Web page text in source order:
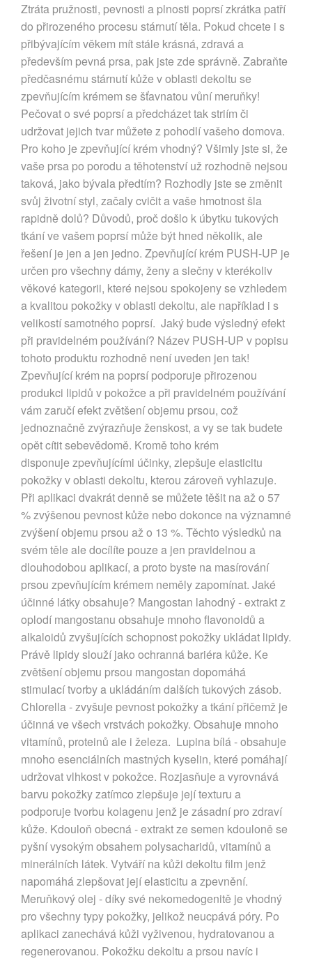
Ztráta pružnosti, pevnosti a plnosti poprsí zkrátka patří
do přirozeného procesu stárnutí těla. Pokud chcete i s
přibývajícím věkem mít stále krásná, zdravá a
především pevná prsa, pak jste zde správně. Zabraňte
předčasnému stárnutí kůže v oblasti dekoltu se
zpevňujícím krémem se šťavnatou vůní meruňky!
Pečovat o své poprsí a předcházet tak striím či
udržovat jejich tvar můžete z pohodlí vašeho domova.
Pro koho je zpevňující krém vhodný? Všimly jste si, že
vaše prsa po porodu a těhotenství už rozhodně nejsou
taková, jako bývala předtím? Rozhodly jste se změnit
svůj životní styl, začaly cvičit a vaše hmotnost šla
rapidně dolů? Důvodů, proč došlo k úbytku tukových
tkání ve vašem poprsí může být hned několik, ale
řešení je jen a jen jedno. Zpevňující krém PUSH-UP je
určen pro všechny dámy, ženy a slečny v kterékoliv
věkové kategorii, které nejsou spokojeny se vzhledem
a kvalitou pokožky v oblasti dekoltu, ale například i s
velikostí samotného poprsí. Jaký bude výsledný efekt
při pravidelném používání? Název PUSH-UP v popisu
tohoto produktu rozhodně není uveden jen tak!
Zpevňující krém na poprsí podporuje přirozenou
produkci lipidů v pokožce a při pravidelném používání
vám zaručí efekt zvětšení objemu prsou, což
jednoznačně zvýrazňuje ženskost, a vy se tak budete
opět cítit sebevědomě. Kromě toho krém
disponuje zpevňujícími účinky, zlepšuje elasticitu
pokožky v oblasti dekoltu, kterou zároveň vyhlazuje.
Při aplikaci dvakrát denně se můžete těšit na až o 57
% zvýšenou pevnost kůže nebo dokonce na významné
zvýšení objemu prsou až o 13 %. Těchto výsledků na
svém těle ale docílíte pouze a jen pravidelnou a
dlouhodobou aplikací, a proto byste na masírování
prsou zpevňujícím krémem neměly zapomínat. Jaké
účinné látky obsahuje? Mangostan lahodný - extrakt z
oplodí mangostanu obsahuje mnoho flavonoidů a
alkaloidů zvyšujících schopnost pokožky ukládat lipidy.
Právě lipidy slouží jako ochranná bariéra kůže. Ke
zvětšení objemu prsou mangostan dopomáhá
stimulací tvorby a ukládáním dalších tukových zásob.
Chlorella - zvyšuje pevnost pokožky a tkání přičemž je
účinná ve všech vrstvách pokožky. Obsahuje mnoho
vitamínů, proteinů ale i železa. Lupina bílá - obsahuje
mnoho esenciálních mastných kyselin, které pomáhají
udržovat vlhkost v pokožce. Rozjasňuje a vyrovnává
barvu pokožky zatímco zlepšuje její texturu a
podporuje tvorbu kolagenu jenž je zásadní pro zdraví
kůže. Kdouloň obecná - extrakt ze semen kdouloně se
pyšní vysokým obsahem polysacharidů, vitamínů a
minerálních látek. Vytváří na kůži dekoltu film jenž
napomáhá zlepšovat její elasticitu a zpevnění.
Meruňkový olej - díky své nekomedogenitě je vhodný
pro všechny typy pokožky, jelikož neucpává póry. Po
aplikaci zanechává kůži vyživenou, hydratovanou a
regenerovanou. Pokožku dekoltu a prsou navíc i